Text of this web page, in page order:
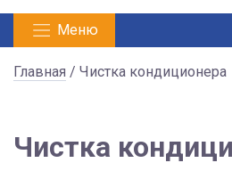
Меню
Главная / Чистка кондиционера
Чистка